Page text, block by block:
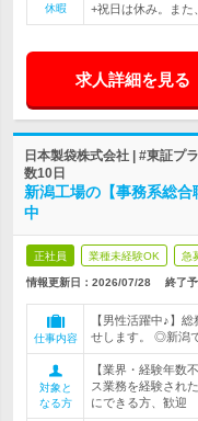
休暇
+祝日は休み。また
求人詳細を見る
日本製袋株式会社 | #東証プ
数10日
新潟工場の【事務系総
中
正社員 業種未経験OK 急
情報更新日：2026/07/28 終了予
仕事内容
【男性活躍中♪】
せします。 ◎新潟
対象と
なる方
【業界・経験年数
ス業務を経験され
にできる方、歓迎